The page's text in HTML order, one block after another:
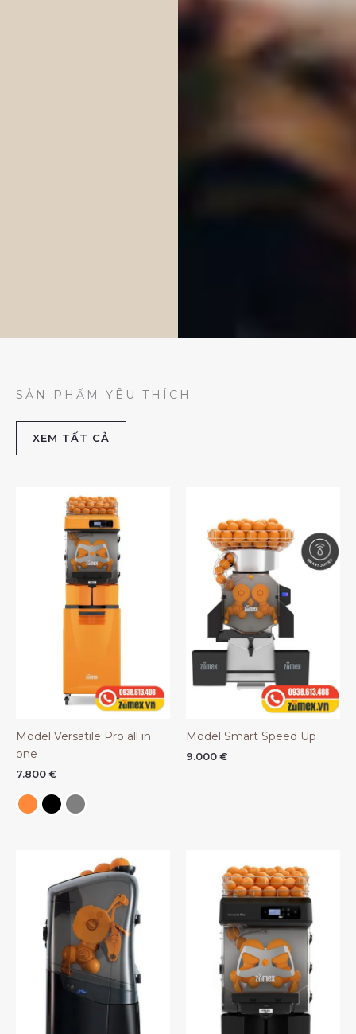
SẢN PHẨM YÊU THÍCH
XEM TẤT CẢ
Model Versatile Pro all in
one
7.800 €
Model Smart Speed Up
9.000 €